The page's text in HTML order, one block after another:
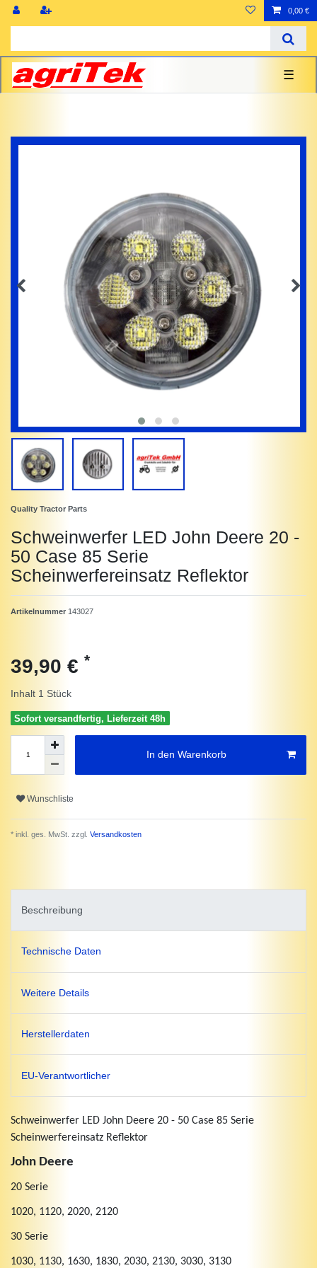
0,00 €
☰
Quality Tractor Parts
Schweinwerfer LED John Deere 20 -
50 Case 85 Serie
Scheinwerfereinsatz Reflektor
Artikelnummer 143027
39,90 € *
Inhalt 1 Stück
Sofort versandfertig, Lieferzeit 48h
In den Warenkorb
Wunschliste
* inkl. ges. MwSt. zzgl. Versandkosten
Beschreibung
Technische Daten
Weitere Details
Herstellerdaten
EU-Verantwortlicher
Schweinwerfer LED John Deere 20 - 50 Case 85 Serie
Scheinwerfereinsatz Reflektor
John Deere
20 Serie
1020, 1120, 2020, 2120
30 Serie
1030, 1130, 1630, 1830, 2030, 2130, 3030, 3130